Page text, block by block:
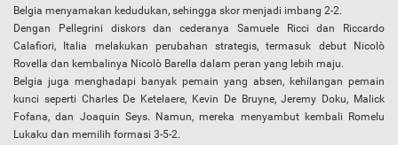
Belgia menyamakan kedudukan, sehingga skor menjadi imbang 2-2.
Dengan Pellegrini diskors dan cederanya Samuele Ricci dan Riccardo
Calafiori, Italia melakukan perubahan strategis, termasuk debut Nicolò
Rovella dan kembalinya Nicolò Barella dalam peran yang lebih maju.
Belgia juga menghadapi banyak pemain yang absen, kehilangan pemain
kunci seperti Charles De Ketelaere, Kevin De Bruyne, Jeremy Doku, Malick
Fofana, dan Joaquin Seys. Namun, mereka menyambut kembali Romelu
Lukaku dan memilih formasi 3-5-2.